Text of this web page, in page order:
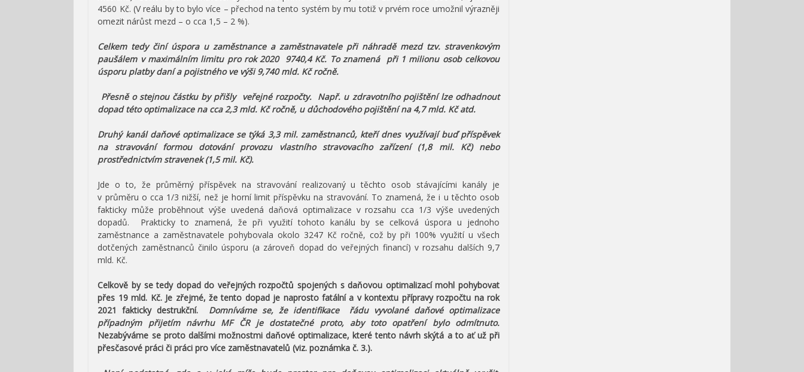
4560 Kč. (V reálu by to bylo více – přechod na tento systém by mu totiž v prvém roce umožnil výrazněji
omezit nárůst mezd – o cca 1,5 – 2 %).
Celkem tedy činí úspora u zaměstnance a zaměstnavatele při náhradě mezd tzv. stravenkovým
paušálem v maximálním limitu pro rok 2020 9740,4 Kč. To znamená při 1 milionu osob celkovou
úsporu platby daní a pojistného ve výši 9,740 mld. Kč ročně.
Přesně o stejnou částku by přišly veřejné rozpočty. Např. u zdravotního pojištění lze odhadnout
dopad této optimalizace na cca 2,3 mld. Kč ročně, u důchodového pojištění na 4,7 mld. Kč atd.
Druhý kanál daňové optimalizace se týká 3,3 mil. zaměstnanců, kteří dnes využívají buď příspěvek
na stravování formou dotování provozu vlastního stravovacího zařízení (1,8 mil. Kč) nebo
prostřednictvím stravenek (1,5 mil. Kč).
Jde o to, že průměrný příspěvek na stravování realizovaný u těchto osob stávajícími kanály je
v průměru o cca 1/3 nižší, než je horní limit příspěvku na stravování. To znamená, že i u těchto osob
fakticky může proběhnout výše uvedená daňová optimalizace v rozsahu cca 1/3 výše uvedených
dopadů. Prakticky to znamená, že při využití tohoto kanálu by se celková úspora u jednoho
zaměstnance a zaměstnavatele pohybovala okolo 3247 Kč ročně, což by při 100% využití u všech
dotčených zaměstnanců činilo úsporu (a zároveň dopad do veřejných financí) v rozsahu dalších 9,7
mld. Kč.
Celkově by se tedy dopad do veřejných rozpočtů spojených s daňovou optimalizací mohl pohybovat
přes 19 mld. Kč. Je zřejmé, že tento dopad je naprosto fatální a v kontextu přípravy rozpočtu na rok
2021 fakticky destrukční. Domníváme se, že identifikace řádu vyvolané daňové optimalizace
případným přijetím návrhu MF ČR je dostatečné proto, aby toto opatření bylo odmítnuto.
Nezabýváme se proto dalšími možnostmi daňové optimalizace, které tento návrh skýtá a to ať už při
přesčasové práci či práci pro více zaměstnavatelů (viz. poznámka č. 3.).